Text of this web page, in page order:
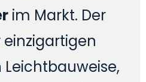
im Markt. Der
einzigartigen